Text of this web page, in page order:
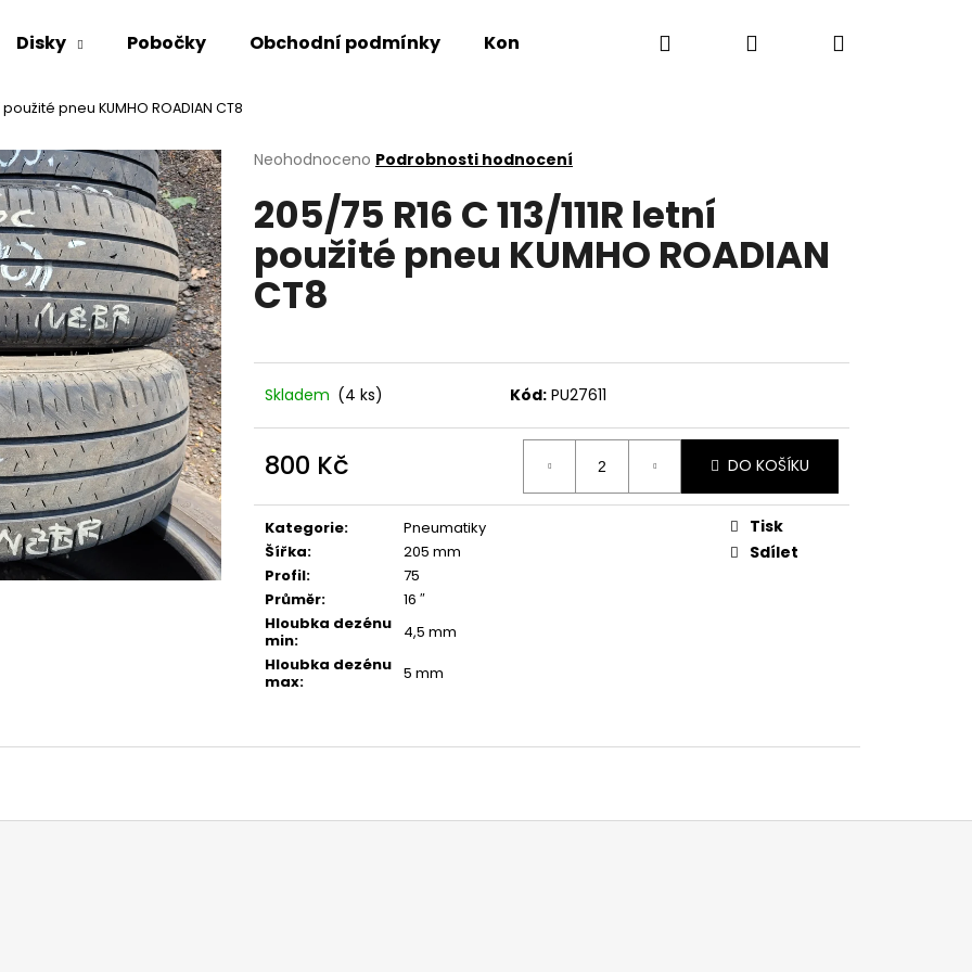
Disky Pobočky Obchodní podmínky Kontakty Hledat PřihlášeníNákupní
použité pneu KUMHO ROADIAN CT8
Průměrné
produktu
je
5
hvězdiček.
Neohodnoceno Podrobnosti hodnocení
205/75 R16 C 113/111R letní
použité pneu KUMHO ROADIAN
CT8
Skladem (4 ks) Kód: PU27611
800 Kč
cena:
DO KOŠÍKU
Kategorie:
Pneumatiky
Šířka:
205 mm
Profil:
75
Průměr:
16 ″
Hloubka dezénu
min:
4,5 mm
Hloubka dezénu
max: 5 mm
Tisk
Sdílet
Co potřebujete najít?
HLEDAT
Doporučujeme